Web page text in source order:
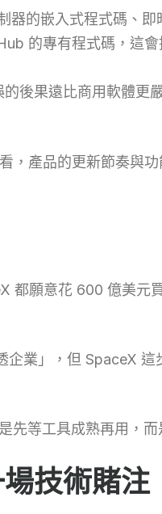
器的嵌入式程式碼、
的專有程式碼，這
後果遠比商用軟體更
，產品的更新節奏與
都願意花 600 億美元
企業」，但 SpaceX
等工具成熟再用，
技術賭注